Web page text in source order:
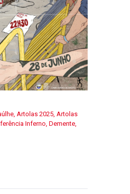
, Artolas 2025, Artolas
Inferno, Demente,